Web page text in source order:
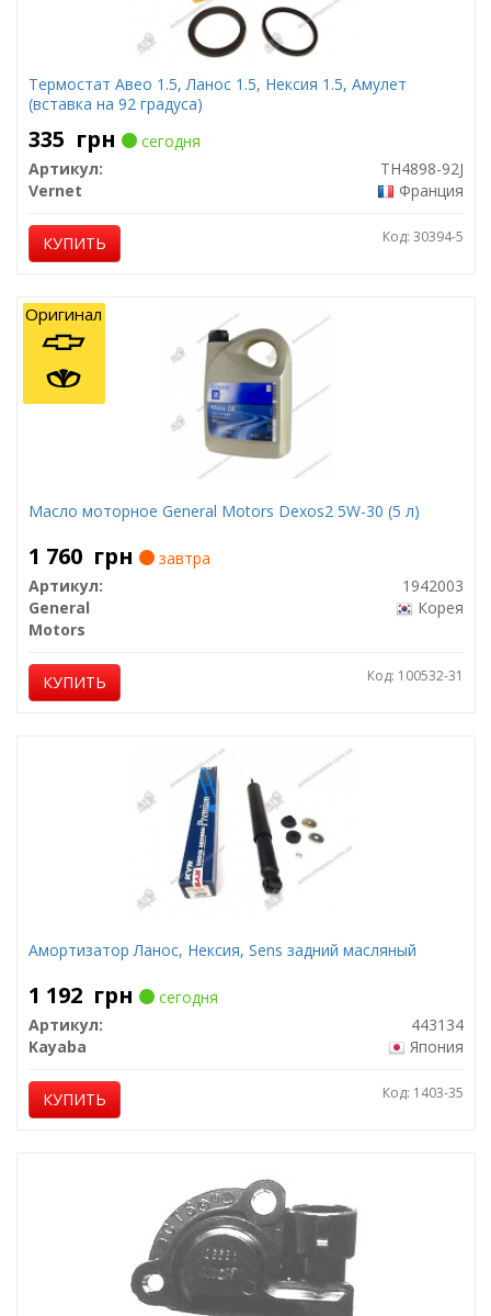
Термостат Авео 1.5, Ланос 1.5, Нексия 1.5, Амулет
(вставка на 92 градуса)
335 грн
сегодня
Артикул:
TH4898-92J
Vernet
Франция
КУПИТЬ Код: 30394-5
Масло моторное General Motors Dexos2 5W-30 (5 л)
1 760 грн
завтра
Артикул:
1942003
General
Motors
Корея
КУПИТЬ Код: 100532-31
Оригинал
Амортизатор Ланос, Нексия, Sens задний масляный
1 192 грн
сегодня
Артикул:
443134
Kayaba
Япония
КУПИТЬ Код: 1403-35